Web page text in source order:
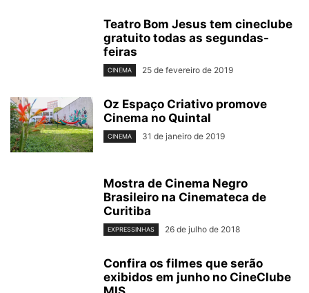
Teatro Bom Jesus tem cineclube
gratuito todas as segundas-
feiras
CINEMA 25 de fevereiro de 2019
Oz Espaço Criativo promove
Cinema no Quintal
CINEMA 31 de janeiro de 2019
Mostra de Cinema Negro
Brasileiro na Cinemateca de
Curitiba
EXPRESSINHAS 26 de julho de 2018
Confira os filmes que serão
exibidos em junho no CineClube